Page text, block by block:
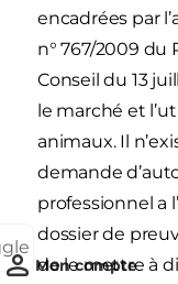
Mon compte
encadrées par
n° 767/2009
Conseil du 13
le marché et
animaux. Il
demande
professionnel a
dossier de
de le mettre à